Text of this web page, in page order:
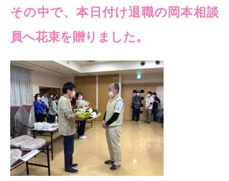
その中で、本日付け退職の岡本相談
員へ花束を贈りました。